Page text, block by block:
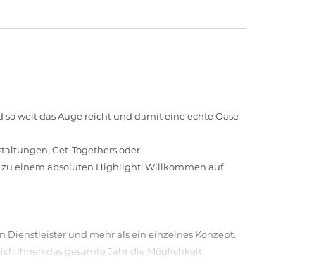
weit das Auge reicht und damit eine echte Oase
Get-Togethers oder
einem absoluten Highlight! Willkommen auf
Dienstleister und mehr als ein einzelnes Konzept.
Ihnen das gesamte Jahr die Möglichkeit,